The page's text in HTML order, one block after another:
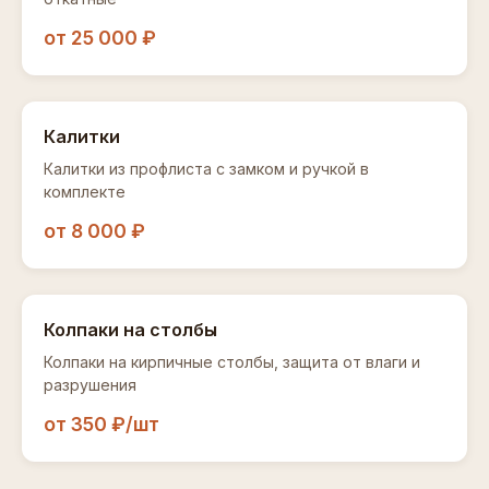
от 25 000 ₽
Калитки
Калитки из профлиста с замком и ручкой в
комплекте
от 8 000 ₽
Колпаки на столбы
Колпаки на кирпичные столбы, защита от влаги и
разрушения
от 350 ₽/шт